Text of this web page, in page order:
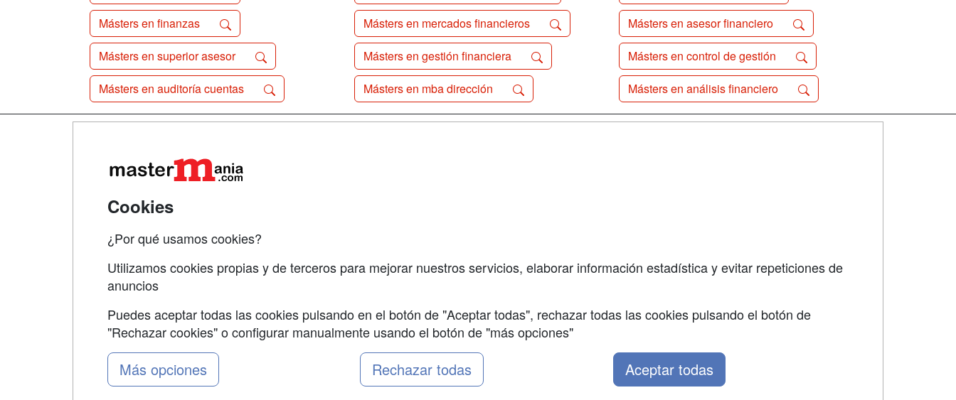
Másters en finanzas
Másters en mercados financieros
Másters en asesor financiero
Másters en superior asesor
Másters en gestión financiera
Másters en control de gestión
Másters en auditoría cuentas
Másters en mba dirección Másters en análisis financiero
Grupo formazion:
Cookies
¿Por qué usamos cookies?
Utilizamos cookies propias y de terceros para mejorar nuestros servicios, elaborar información estadística y evitar repeticiones de
anuncios
Puedes aceptar todas las cookies pulsando en el botón de "Aceptar todas", rechazar todas las cookies pulsando el botón de
"Rechazar cookies" o configurar manualmente usando el botón de "más opciones"
Más opciones Rechazar todas Aceptar todas